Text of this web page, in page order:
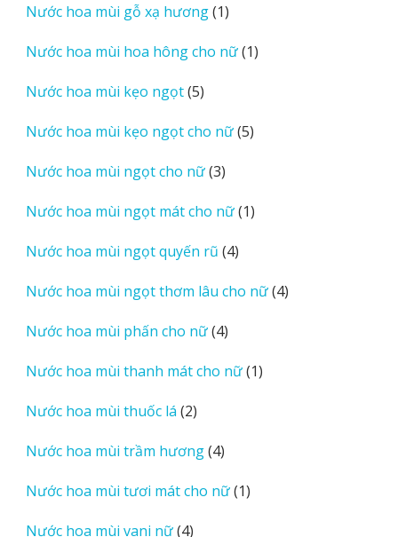
phẩm
Nước hoa mùi gỗ xạ hương 11
phẩm
Nước hoa mùi hoa hông cho nữ 11
Nước hoa mùi kẹo ngọt 55
phẩm
Nước hoa mùi kẹo ngọt cho nữ 55
Nước hoa mùi ngọt cho nữ 33
phẩm
Nước hoa mùi ngọt mát cho nữ 11
Nước hoa mùi ngọt quyến rũ 44
phẩm
Nước hoa mùi ngọt thơm lâu cho nữ 44
Nước hoa mùi phấn cho nữ 44
phẩm
Nước hoa mùi thanh mát cho nữ 11
Nước hoa mùi thuốc lá 22
phẩm
Nước hoa mùi trầm hương 44
phẩm
Nước hoa mùi tươi mát cho nữ 11
Nước hoa mùi vani nữ 44